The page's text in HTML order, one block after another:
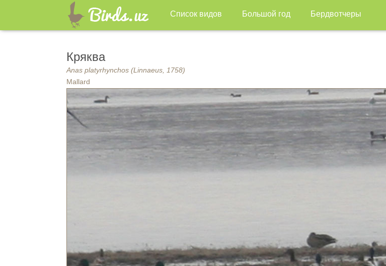
Список видов Большой год Бердвотчеры
Кряква
Anas platyrhynchos (Linnaeus, 1758)
Mallard